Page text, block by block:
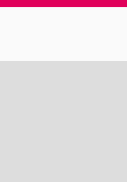
de carte. L'élément peut